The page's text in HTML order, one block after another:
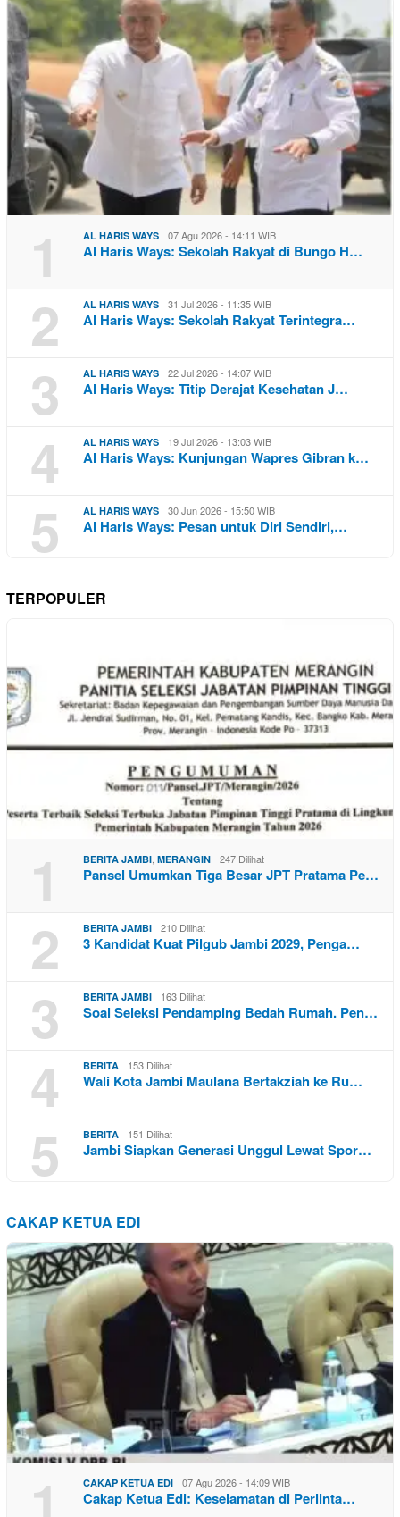
1 AL HARIS WAYS 07 Agu 2026 - 14:11 WIB
Al Haris Ways: Sekolah Rakyat di Bungo H…
2 AL HARIS WAYS 31 Jul 2026 - 11:35 WIB
Al Haris Ways: Sekolah Rakyat Terintegra…
3 AL HARIS WAYS 22 Jul 2026 - 14:07 WIB
Al Haris Ways: Titip Derajat Kesehatan J…
4 AL HARIS WAYS 19 Jul 2026 - 13:03 WIB
Al Haris Ways: Kunjungan Wapres Gibran k…
5 AL HARIS WAYS 30 Jun 2026 - 15:50 WIB
Al Haris Ways: Pesan untuk Diri Sendiri,…
TERPOPULER
1 BERITA JAMBI, MERANGIN 247 Dilihat
Pansel Umumkan Tiga Besar JPT Pratama Pe…
2 BERITA JAMBI 210 Dilihat
3 Kandidat Kuat Pilgub Jambi 2029, Penga…
3 BERITA JAMBI 163 Dilihat
Soal Seleksi Pendamping Bedah Rumah. Pen…
4 BERITA 153 Dilihat
Wali Kota Jambi Maulana Bertakziah ke Ru…
5 BERITA 151 Dilihat
Jambi Siapkan Generasi Unggul Lewat Spor…
CAKAP KETUA EDI
CAKAP KETUA EDI 07 Agu 2026 - 14:09 WIB
Cakap Ketua Edi: Keselamatan di Perlinta…